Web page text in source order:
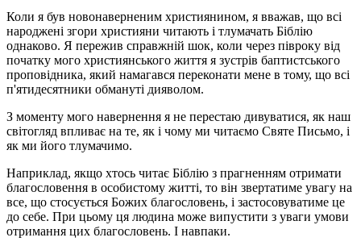
Коли я був новонаверненим християнином, я вважав, що всі
народжені згори християни читають і тлумачать Біблію
однаково. Я пережив справжній шок, коли через півроку від
початку мого християнського життя я зустрів баптистського
проповідника, який намагався переконати мене в тому, що всі
п'ятидесятники обмануті дияволом.
З моменту мого навернення я не перестаю дивуватися, як наш
світогляд впливає на те, як і чому ми читаємо Святе Письмо, і
як ми його тлумачимо.
Наприклад, якщо хтось читає Біблію з прагненням отримати
благословення в особистому житті, то він звертатиме увагу на
все, що стосується Божих благословень, і застосовуватиме це
до себе. При цьому ця людина може випустити з уваги умови
отримання цих благословень. І навпаки.